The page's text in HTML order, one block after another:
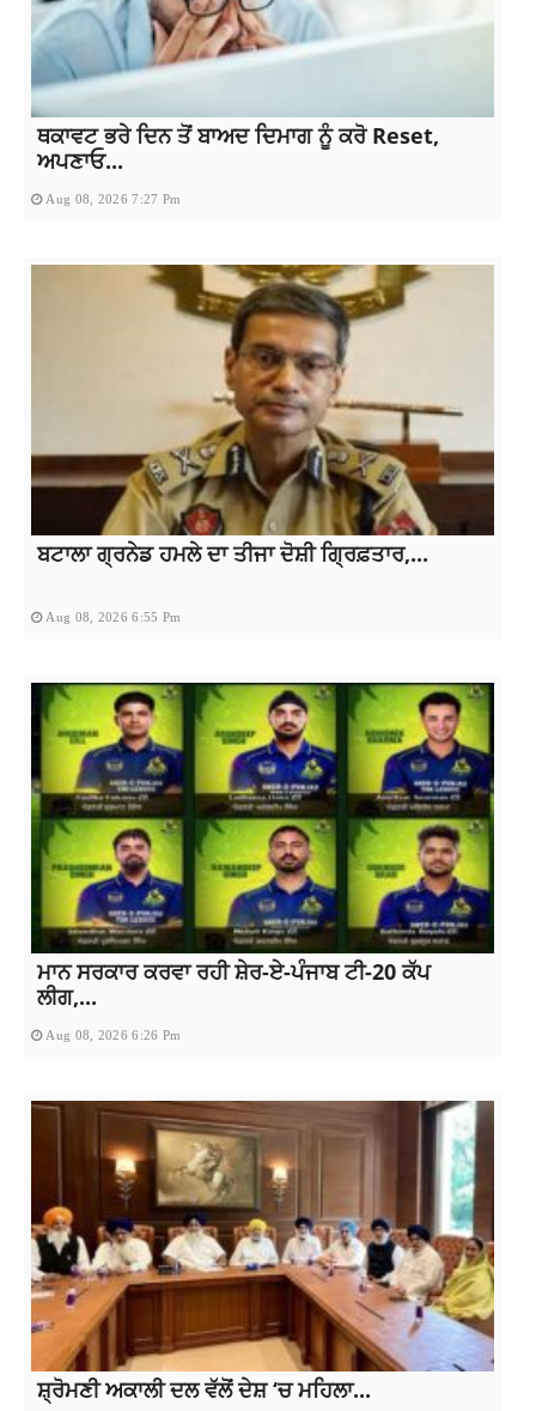
ਥਕਾਵਟ ਭਰੇ ਦਿਨ ਤੋਂ ਬਾਅਦ ਦਿਮਾਗ ਨੂੰ ਕਰੋ Reset,
ਅਪਣਾਓ...
Aug 08, 2026 7:27 Pm
ਬਟਾਲਾ ਗ੍ਰਨੇਡ ਹਮਲੇ ਦਾ ਤੀਜਾ ਦੋਸ਼ੀ ਗ੍ਰਿਫ਼ਤਾਰ,...
Aug 08, 2026 6:55 Pm
ਮਾਨ ਸਰਕਾਰ ਕਰਵਾ ਰਹੀ ਸ਼ੇਰ-ਏ-ਪੰਜਾਬ ਟੀ-20 ਕੱਪ
ਲੀਗ,...
Aug 08, 2026 6:26 Pm
ਸ਼੍ਰੋਮਣੀ ਅਕਾਲੀ ਦਲ ਵੱਲੋਂ ਦੇਸ਼ ‘ਚ ਮਹਿਲਾ...